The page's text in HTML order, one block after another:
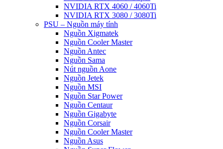
NVIDIA RTX 4060 / 4060Ti
NVIDIA RTX 3080 / 3080Ti
PSU – Nguồn máy tính
Nguồn Xigmatek
Nguồn Cooler Master
Nguồn Antec
Nguồn Sama
Nút nguồn Aone
Nguồn Jetek
Nguồn MSI
Nguồn Star Power
Nguồn Centaur
Nguồn Gigabyte
Nguồn Corsair
Nguồn Cooler Master
Nguồn Asus